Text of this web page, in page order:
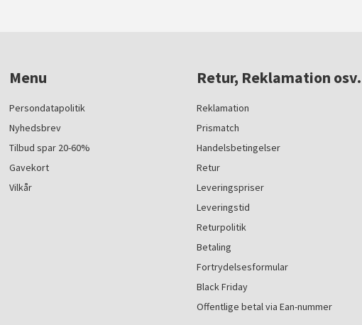
Menu
Persondatapolitik
Nyhedsbrev
Tilbud spar 20-60%
Gavekort
Vilkår
Retur, Reklamation osv.
Reklamation
Prismatch
Handelsbetingelser
Retur
Leveringspriser
Leveringstid
Returpolitik
Betaling
Fortrydelsesformular
Black Friday
Offentlige betal via Ean-nummer